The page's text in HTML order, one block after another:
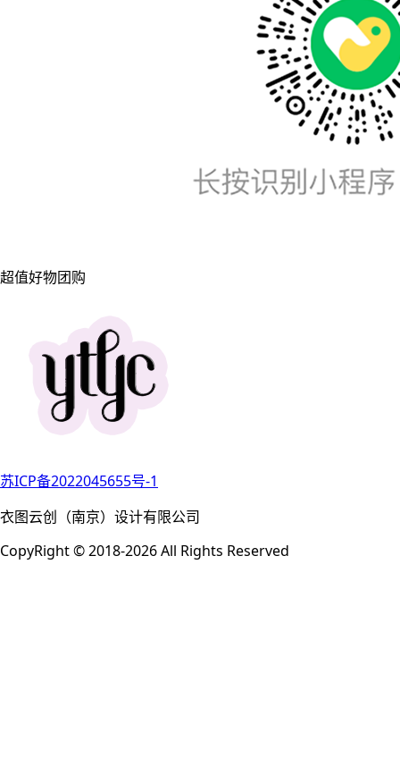
超值好物团购
苏ICP备2022045655号-1
衣图云创（南京）设计有限公司
CopyRight © 2018-2026 All Rights Reserved